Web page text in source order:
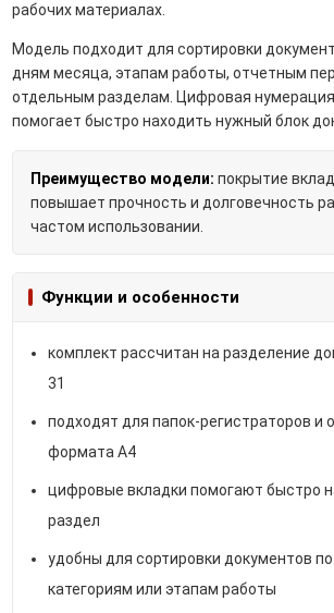
рабочих материалах.
Модель подходит для сортировки
дням месяца, этапам работы, отчетным
отдельным разделам. Цифровая нумерация
помогает быстро находить нужный блок
Преимущество модели: покрытие
повышает прочность и долговечность
частом использовании.
Функции и особенности
комплект рассчитан на разделение
31
подходят для папок-регистраторов и
формата A4
цифровые вкладки помогают быстро
раздел
удобны для сортировки документов
категориям или этапам работы